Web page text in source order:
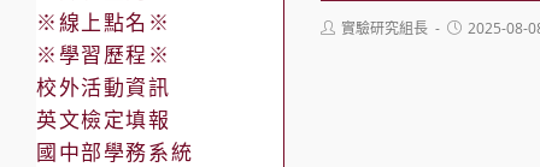
Post實驗研究組長
Post2025-08-
※線上點名※
※學習歷程※
校外活動資訊
英文檢定填報
國中部學務系統